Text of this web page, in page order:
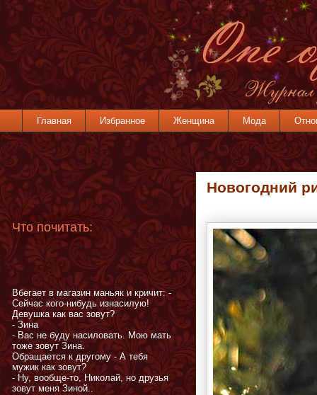
Главная Избранное Женщина Мода
Новогодний
Что почитать:
Вбегает в магазин маньяк и кричит: -
Сейчас кого-нибудь изнасилую!
Девушка как вас зовут?
- Зина
- Вас не буду насиловать. Мою мать
тоже зовут Зина.
Обращается к другому - А тебя
мужик как зовут?
- Ну, вообще-то, Николай, но друзья
зовут меня Зиной..